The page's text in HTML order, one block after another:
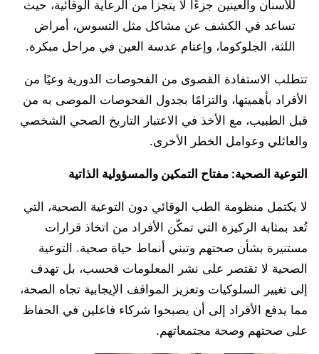
للأسنان والعينين جزءًا لا يتجزأ من الرعاية الوقائية، حيث
تساعد في الكشف عن مشاكل مثل التسوس، أمراض
اللثة، الجلوكوما، وإعتام عدسة العين في مراحل مبكرة.
تتطلب الاستفادة القصوى من الفحوصات الدورية وعيًا من
الأفراد بأهميتها، والتزامًا بجدول الفحوصات الموصى به من
قبل الطبيب، مع الأخذ في الاعتبار التاريخ الصحي الشخصي
والعائلي وعوامل الخطر الأخرى.
التوعية الصحية: مفتاح التمكين والمسؤولية الذاتية
لا يكتمل منظومة الطب الوقائي دون التوعية الصحية، التي
تُعد بمثابة الركيزة التي تمكّن الأفراد من اتخاذ قرارات
مستنيرة بشأن صحتهم وتبني أنماط حياة صحية. التوعية
الصحية لا تقتصر على نشر المعلومات فحسب، بل تهدف
إلى تغيير السلوكيات وتعزيز المواقف الإيجابية تجاه الصحة،
مما يدفع الأفراد إلى أن يصبحوا شركاء فاعلين في الحفاظ
على صحتهم وصحة مجتمعاتهم.